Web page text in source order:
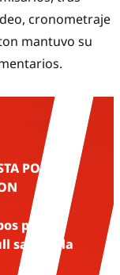
cronometraje
mantuvo su
POR EL
pilotos
sale de la